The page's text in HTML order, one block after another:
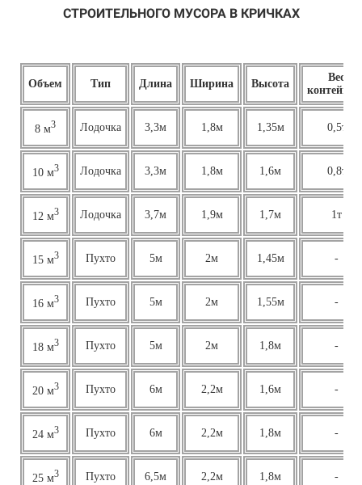
СТРОИТЕЛЬНОГО МУСОРА В КРИЧКАХ
Объем Тип Длина Ширина Высота
Вес
8 м3 Лодочка 3,3м 1,8м 1,35м 0,5т
10 м3 Лодочка 3,3м 1,8м 1,6м 0,8т
12 м3 Лодочка 3,7м 1,9м 1,7м 1т
15 м3 Пухто 5м 2м 1,45м -
16 м3 Пухто 5м 2м 1,55м -
18 м3 Пухто 5м 2м 1,8м -
20 м3 Пухто 6м 2,2м 1,6м -
24 м3 Пухто 6м 2,2м 1,8м -
25 м3 Пухто 6,5м 2,2м 1,8м -